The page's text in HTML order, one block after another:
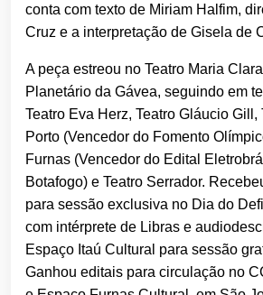
conta com texto de Miriam Halfim,
Cruz e a interpretação de Gisela de
A peça estreou no Teatro Maria
Planetário da Gávea, seguindo em
Teatro Eva Herz, Teatro Gláucio Gill,
Porto (Vencedor do Fomento
Furnas (Vencedor do Edital
Botafogo) e Teatro Serrador.
para sessão exclusiva no Dia do
com intérprete de Libras e
Espaço Itaú Cultural para sessão
Ganhou editais para circulação no